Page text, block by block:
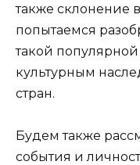
также склонение
попытаемся
такой популярной
культурным
стран.
Будем также
события и